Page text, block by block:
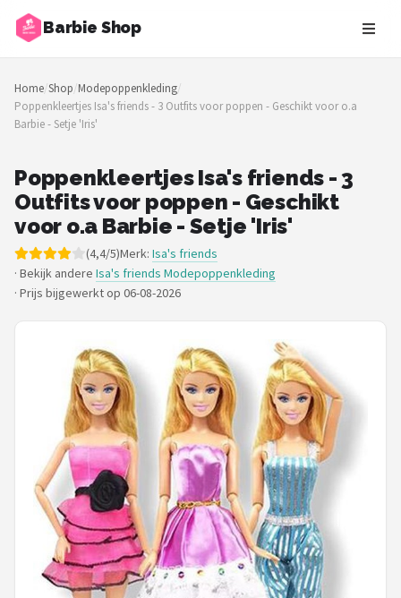
Barbie Shop
Zoeken
NAVIGATIE
Shop
Merken
Blog
Barbies
Poppen
Meubeltjes
Shop
POPULAIRE MERKEN
Barbie
Paola Reina
Mattel
Götz
Home/Shop/Modepoppenkleding/
Poppenkleertjes Isa's friends - 3 Outfits voor poppen - Geschikt voor o.a
Barbie - Setje 'Iris'
Poppenkleertjes Isa's friends - 3
Outfits voor poppen - Geschikt
voor o.a Barbie - Setje 'Iris'
(4,4/5)Merk: Isa's friends
· Bekijk andere Isa's friends Modepoppenkleding
· Prijs bijgewerkt op 06-08-2026